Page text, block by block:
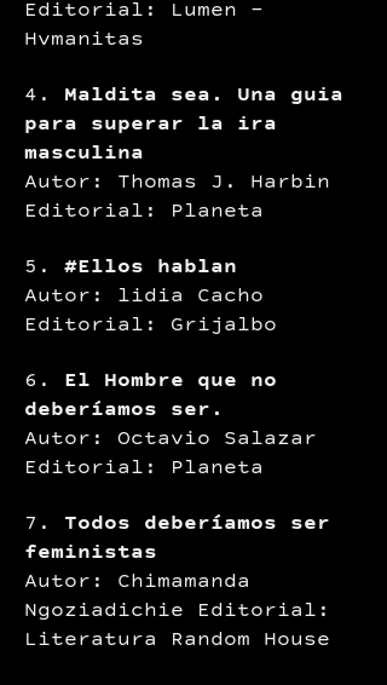
Editorial: Lumen -
Hvmanitas
4. Maldita sea. Una guia
para superar la ira
masculina
Autor: Thomas J. Harbin
Editorial: Planeta
5. #Ellos hablan
Autor: lidia Cacho
Editorial: Grijalbo
6. El Hombre que no
deberíamos ser.
Autor: Octavio Salazar
Editorial: Planeta
7. Todos deberíamos ser
feministas
Autor: Chimamanda
Ngoziadichie Editorial:
Literatura Random House